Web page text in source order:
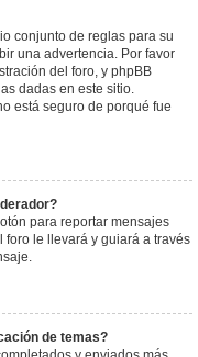
conjunto de reglas para su
una advertencia. Por favor
del foro, y phpBB
dadas en este sitio.
está seguro de porqué fue
para reportar mensajes
le llevará y guiará a través
de temas?